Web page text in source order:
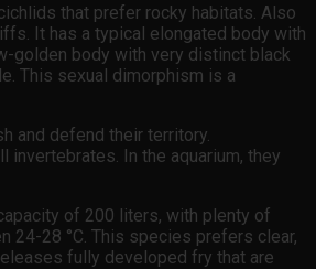
that prefer rocky habitats. Also
It has a typical elongated body with
golden body with very distinct black
This sexual dimorphism is a
and defend their territory.
In the aquarium, they
of 200 liters, with plenty of
24-28 °C. This species prefers clear,
fully developed fry that are